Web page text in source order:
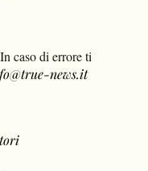
caso di errore ti
news.it